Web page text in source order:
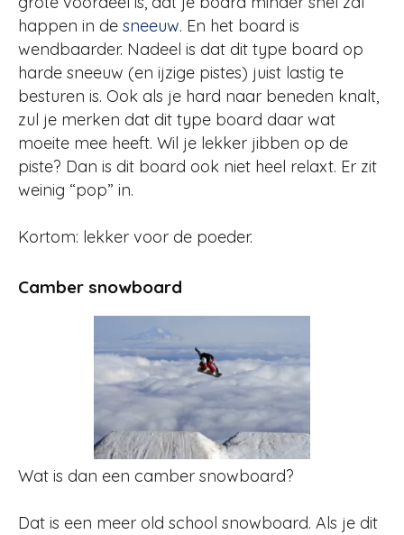
happen in de sneeuw. En het board is
wendbaarder. Nadeel is dat dit type board op
harde sneeuw (en ijzige pistes) juist lastig te
besturen is. Ook als je hard naar beneden knalt,
zul je merken dat dit type board daar wat
moeite mee heeft. Wil je lekker jibben op de
piste? Dan is dit board ook niet heel relaxt. Er zit
weinig “pop” in.
Kortom: lekker voor de poeder.
Camber snowboard
Wat is dan een camber snowboard?
Dat is een meer old school snowboard. Als je dit